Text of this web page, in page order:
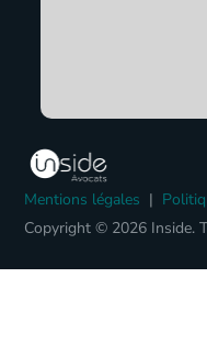
Mentions légales |
Copyright © 2026 Inside.